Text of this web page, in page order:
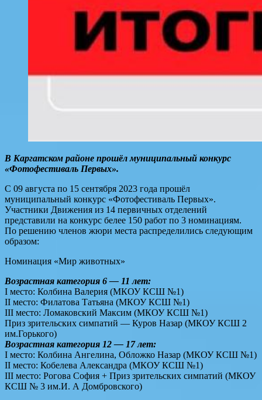
В Каргатском районе прошёл муниципальный конкурс
«Фотофестиваль Первых».
С 09 августа по 15 сентября 2023 года прошёл
муниципальный конкурс «Фотофестиваль Первых».
Участники Движения из 14 первичных отделений
представили на конкурс белее 150 работ по 3 номинациям.
По решению членов жюри места распределились следующим
образом:
Номинация «Мир животных»
Возрастная категория 6 — 11 лет:
I место: Колбина Валерия (МКОУ КСШ №1)
II место: Филатова Татьяна (МКОУ КСШ №1)
III место: Ломаковский Максим (МКОУ КСШ №1)
Приз зрительских симпатий — Куров Назар (МКОУ КСШ 2
им.Горького)
Возрастная категория 12 — 17 лет:
I место: Колбина Ангелина, Обложко Назар (МКОУ КСШ №1)
II место: Кобелева Александра (МКОУ КСШ №1)
III место: Рогова София + Приз зрительских симпатий (МКОУ
КСШ № 3 им.И. А Домбровского)